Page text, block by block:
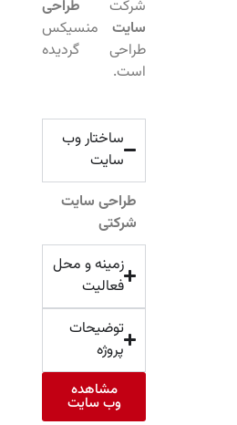
شرکت طراحی
سایت منسیکس
طراحی گردیده
است.
ساختار وب
سایت
طراحی سایت
شرکتی
زمینه و محل
فعالیت
توضیحات
پروژه
مشاهده
وب سایت